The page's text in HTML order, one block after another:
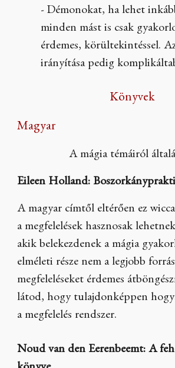
- Démonokat, ha lehet
minden mást is csak
érdemes, körültekintéssel.
irányítása pedig
Könyvek
Magyar
A mágia témáiról
Eileen Holland:
A magyar címtől eltérően ez
a megfelelések hasznosak
akik belekezdenek a mágia
elméleti része nem a legjobb
megfeleléseket érdemes
látod, hogy tulajdonképpen
a megfelelés rendszer.
Noud van den Eerenbeemt: A